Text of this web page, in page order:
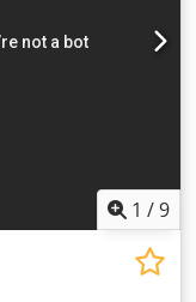
1 /9